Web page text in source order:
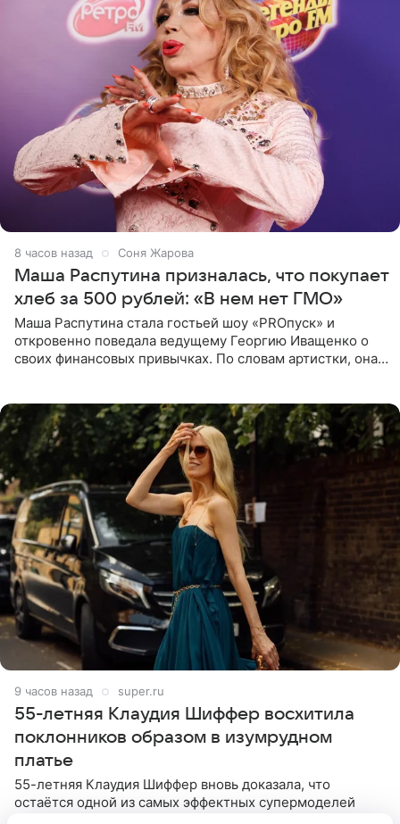
8 часов назад Соня Жарова
Маша Распутина призналась, что покупает
хлеб за 500 рублей: «В нем нет ГМО»
Маша Распутина стала гостьей шоу «PROпуск» и
откровенно поведала ведущему Георгию Иващенко о
своих финансовых привычках. По словам артистки, она
9 часов назад super.ru
55-летняя Клаудия Шиффер восхитила
поклонников образом в изумрудном
платье
55-летняя Клаудия Шиффер вновь доказала, что
остаётся одной из самых эффектных супермоделей